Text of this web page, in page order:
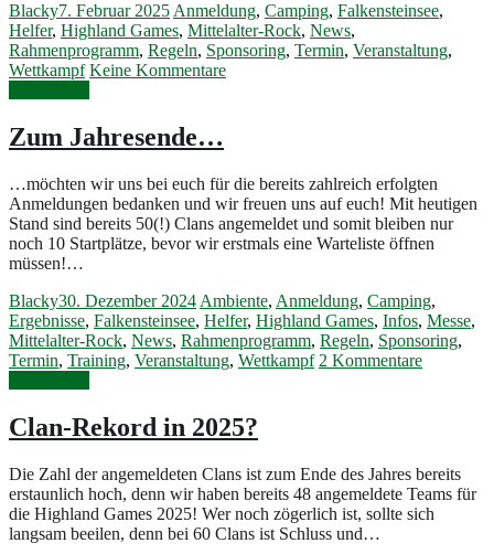
Blacky7. Februar 2025 Anmeldung, Camping, Falkensteinsee,
Helfer, Highland Games, Mittelalter-Rock, News,
Rahmenprogramm, Regeln, Sponsoring, Termin, Veranstaltung,
Wettkampf Keine Kommentare
Zum Jahresende…
…möchten wir uns bei euch für die bereits zahlreich erfolgten
Anmeldungen bedanken und wir freuen uns auf euch! Mit heutigen
Stand sind bereits 50(!) Clans angemeldet und somit bleiben nur
noch 10 Startplätze, bevor wir erstmals eine Warteliste öffnen
müssen!…
Blacky30. Dezember 2024 Ambiente, Anmeldung, Camping,
Ergebnisse, Falkensteinsee, Helfer, Highland Games, Infos, Messe,
Mittelalter-Rock, News, Rahmenprogramm, Regeln, Sponsoring,
Termin, Training, Veranstaltung, Wettkampf 2 Kommentare
Clan-Rekord in 2025?
Die Zahl der angemeldeten Clans ist zum Ende des Jahres bereits
erstaunlich hoch, denn wir haben bereits 48 angemeldete Teams für
die Highland Games 2025! Wer noch zögerlich ist, sollte sich
langsam beeilen, denn bei 60 Clans ist Schluss und…